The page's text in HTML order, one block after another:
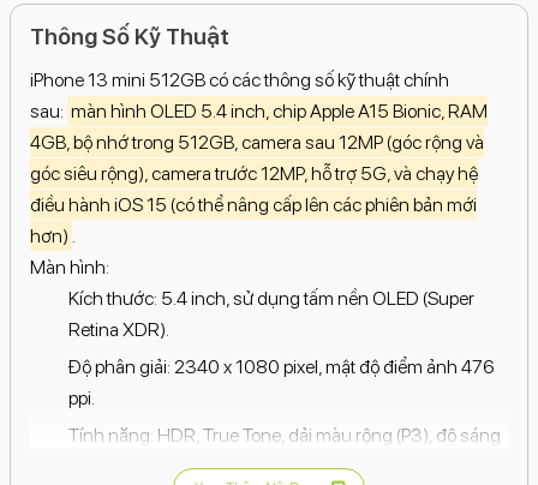
Thông Số Kỹ Thuật
iPhone 13 mini 512GB có các thông số kỹ thuật chính
sau: màn hình OLED 5.4 inch, chip Apple A15 Bionic, RAM
4GB, bộ nhớ trong 512GB, camera sau 12MP (góc rộng và
góc siêu rộng), camera trước 12MP, hỗ trợ 5G, và chạy hệ
điều hành iOS 15 (có thể nâng cấp lên các phiên bản mới
hơn)
Màn hình:
Kích thước: 5.4 inch, sử dụng tấm nền OLED (Super
Retina XDR).
Độ phân giải: 2340 x 1080 pixel, mật độ điểm ảnh 476
ppi.
Tính năng: HDR, True Tone, dải màu rộng (P3), độ sáng
tối đa 800 nit (tiêu chuẩn), 1200 nit (HDR).